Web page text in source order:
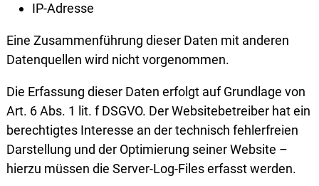
IP-Adresse
Eine Zusammenführung dieser Daten mit anderen
Datenquellen wird nicht vorgenommen.
Die Erfassung dieser Daten erfolgt auf Grundlage von
Art. 6 Abs. 1 lit. f DSGVO. Der Websitebetreiber hat ein
berechtigtes Interesse an der technisch fehlerfreien
Darstellung und der Optimierung seiner Website –
hierzu müssen die Server-Log-Files erfasst werden.